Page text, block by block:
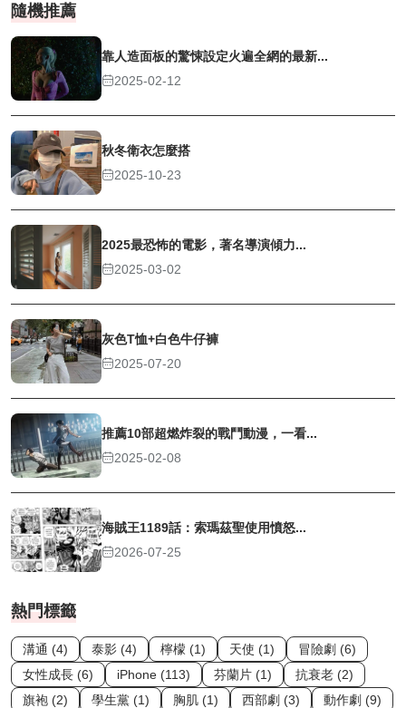
隨機推薦
靠人造面板的驚悚設定火遍全網的最新...
2025-02-12
秋冬衛衣怎麼搭
2025-10-23
2025最恐怖的電影，著名導演傾力...
2025-03-02
灰色T恤+白色牛仔褲
2025-07-20
推薦10部超燃炸裂的戰鬥動漫，一看...
2025-02-08
海賊王1189話：索瑪茲聖使用憤怒...
2026-07-25
熱門標籤
溝通 (4) 泰影 (4) 檸檬 (1) 天使 (1)
冒險劇 (6)
女性成長 (6)
iPhone (113) 芬蘭片 (1)
抗衰老 (2)
旗袍 (2)
學生黨 (1) 胸肌 (1) 西部劇 (3)
動作劇 (9)